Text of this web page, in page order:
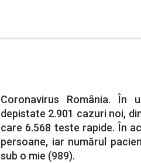
Coronavirus România.
depistate 2.901 cazuri noi,
care 6.568 teste rapide. În
persoane, iar numărul
sub o mie (989).